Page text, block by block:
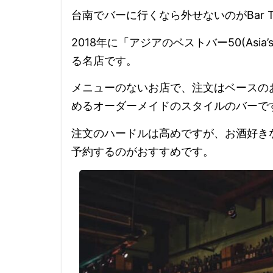
台南でバーに行くなら外せないのがBar
2018年に「アジアのベストバー
る名店です。
メニューのないお店で、注文はベース
めるオーダーメイドのスタイルのバーで
注文のハードルは高めですが、お酒好
予約するのがおすすめです。